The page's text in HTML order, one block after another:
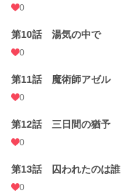
0
第10話 湯気の中で
0
第11話 魔術師アゼル
0
第12話 三日間の猶予
0
第13話 囚われたのは誰
0